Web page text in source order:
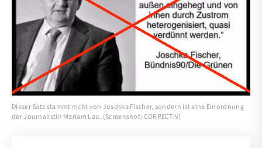
Dieser Satz stammt nicht von Joschka Fischer, sondern ist eine Einordnung
der Journalistin Mariam Lau. (Screenshot: CORRECTIV)